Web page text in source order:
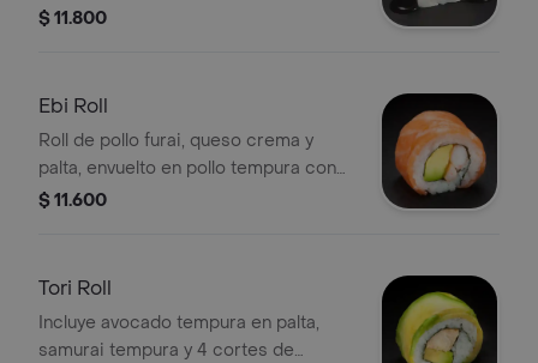
cubierto con salsa tari.
$ 11.800
Ebi Roll
Roll de pollo furai, queso crema y
palta, envuelto en pollo tempura con
salsa de maracuyá.
$ 11.600
Tori Roll
Incluye avocado tempura en palta,
samurai tempura y 4 cortes de